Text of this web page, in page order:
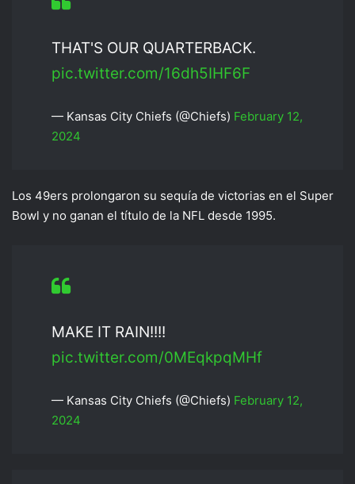
THAT'S OUR QUARTERBACK.
pic.twitter.com/16dh5IHF6F
— Kansas City Chiefs (@Chiefs) February 12,
2024
Los 49ers prolongaron su sequía de victorias en el Super
Bowl y no ganan el título de la NFL desde 1995.
MAKE IT RAIN!!!!
pic.twitter.com/0MEqkpqMHf
— Kansas City Chiefs (@Chiefs) February 12,
2024